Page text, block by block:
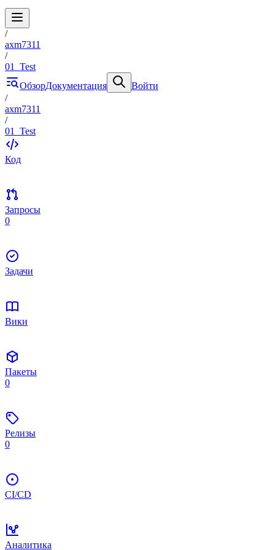
/
axm7311
/
01_Test
ОбзорДокументация
Войти
/
axm7311
/
01_Test
Код
Запросы
0
Задачи
Вики
Пакеты
0
Релизы
0
CI/CD
Аналитика